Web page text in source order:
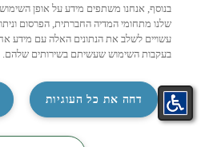
בנוסף, אנחנו משתפים מידע על אופן
שלנו מתחומי המדיה החברתית, הפרסום
עשויים לשלב את הנתונים האלה עם מידע
בעקבות השימוש שעשיתם בשירותים שלהם.
‏דחה את כל העוגיות